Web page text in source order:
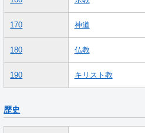
170 神道
180 仏教
190 キリスト教
歴史